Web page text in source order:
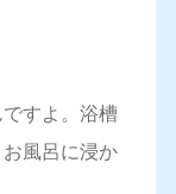
すよ。浴槽
風呂に浸か